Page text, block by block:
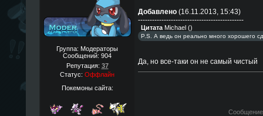
Группа: Модераторы
Сообщений: 904
Репутация: 37
Статус: Оффлайн
Покемоны сайта:
Добавлено(16.11.2013, 15:43)
---------------------------------------------
Цитата Michael()
P.S. А ведь он реально много хорошего
Да, но все-таки он не самый чистый
Сообщение